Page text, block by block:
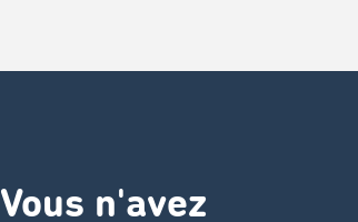
Vous n'avez